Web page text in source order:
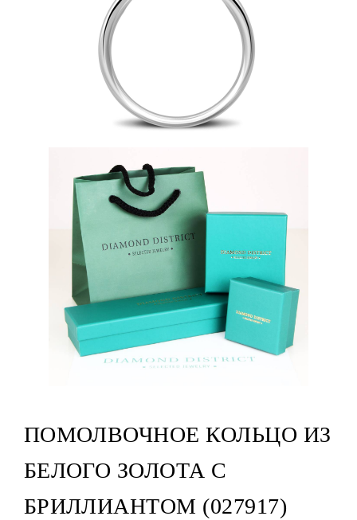
ПОМОЛВОЧНОЕ КОЛЬЦО ИЗ
БЕЛОГО ЗОЛОТА С
БРИЛЛИАНТОМ (027917)